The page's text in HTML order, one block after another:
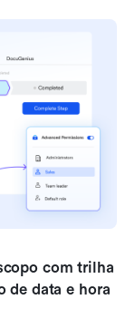
com trilha
de data e hora